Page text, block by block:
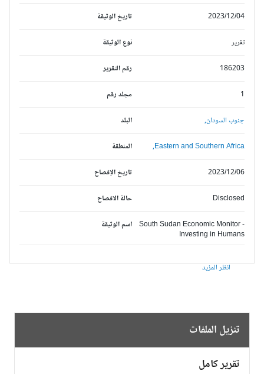
تاريخ الوثيقة 2023/12/04
نوع الوثيقة تقرير
رقم التقرير 186203
مجلد رقم
البلد جنوب السودان,
المنطقة Eastern and Southern Africa,
تاريخ الإفصاح 2023/12/06
حالة الافصاح Disclosed
اسم الوثيقة South Sudan Economic Monitor -
Investing in Humans
انظر المزيد
تنزيل الملفات
تقرير كامل